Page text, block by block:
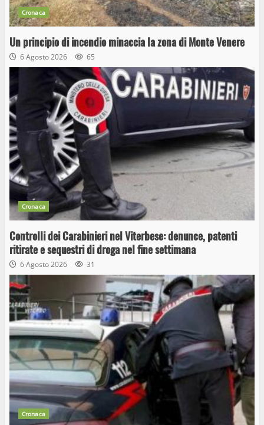
Cronaca
Un principio di incendio minaccia la zona di Monte Venere
6 Agosto 2026 65
Cronaca
Controlli dei Carabinieri nel Viterbese: denunce, patenti
ritirate e sequestri di droga nel fine settimana
6 Agosto 2026 31
Cronaca